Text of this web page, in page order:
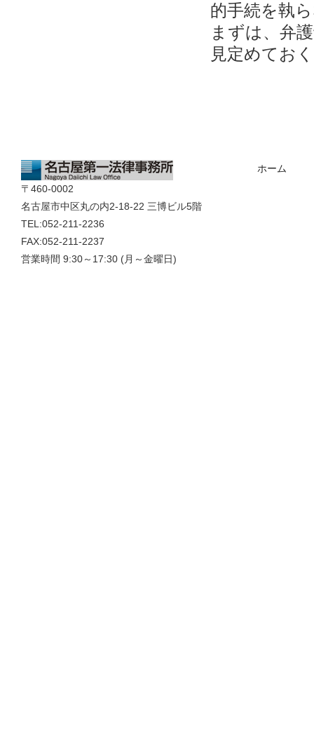
的手続を執
まずは、弁
見定めてお
〒460-0002
名古屋市中区丸の内2-18-22 三博ビル5階
TEL:052-211-2236
FAX:052-211-2237
営業時間 9:30～17:30 (月～金曜日)
ホーム